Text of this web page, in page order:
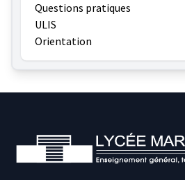
Questions pratiques
ULIS
Orientation